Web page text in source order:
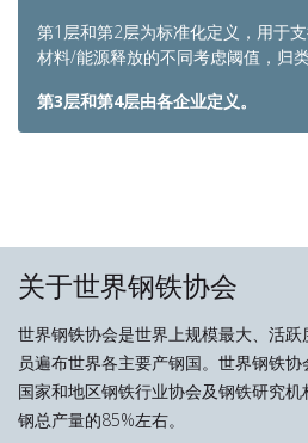
第1层和第2层为标准化定义，用于
材料/能源释放的不同考虑阈值，归
第3层和第4层由各企业定义。
关于世界钢铁协会
世界钢铁协会是世界上规模最大、活
员遍布世界各主要产钢国。世界钢铁协
国家和地区钢铁行业协会及钢铁研究
钢总产量的85%左右。